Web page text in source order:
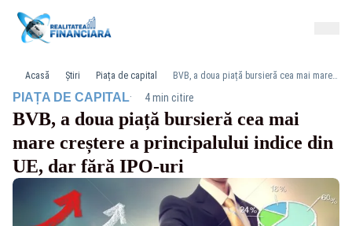
Acasă Știri Piața de capital BVB, a doua piață bursieră cea mai mare creștere a principalului indice din UE, dar fără IPO-uri
PIAȚA DE CAPITAL· 4 min citire
BVB, a doua piață bursieră cea mai
mare creștere a principalului indice din
UE, dar fără IPO-uri